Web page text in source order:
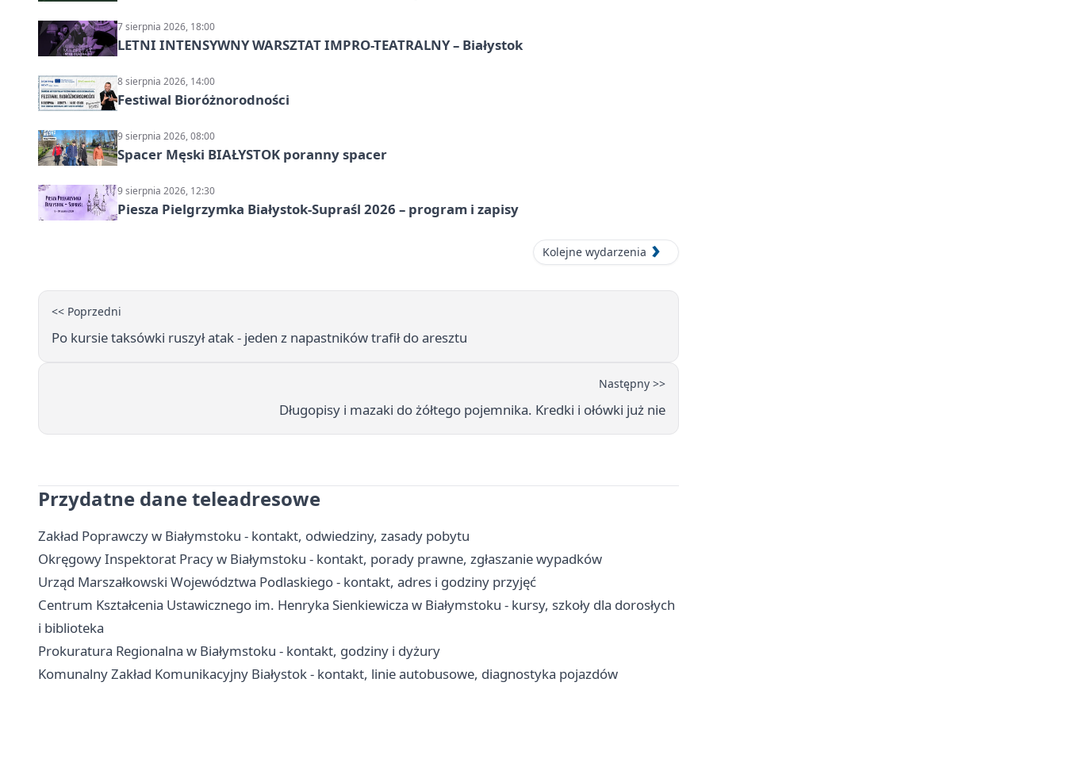
7 sierpnia 2026, 18:00
LETNI INTENSYWNY WARSZTAT IMPRO-TEATRALNY – Białystok
8 sierpnia 2026, 14:00
Festiwal Bioróżnorodności
9 sierpnia 2026, 08:00
Spacer Męski BIAŁYSTOK poranny spacer
9 sierpnia 2026, 12:30
Piesza Pielgrzymka Białystok-Supraśl 2026 – program i zapisy
Kolejne wydarzenia
<< Poprzedni
Po kursie taksówki ruszył atak - jeden z napastników trafił do aresztu
Następny >>
Długopisy i mazaki do żółtego pojemnika. Kredki i ołówki już nie
Przydatne dane teleadresowe
Zakład Poprawczy w Białymstoku - kontakt, odwiedziny, zasady pobytu
Okręgowy Inspektorat Pracy w Białymstoku - kontakt, porady prawne, zgłaszanie wypadków
Urząd Marszałkowski Województwa Podlaskiego - kontakt, adres i godziny przyjęć
Centrum Kształcenia Ustawicznego im. Henryka Sienkiewicza w Białymstoku - kursy, szkoły dla dorosłych
i biblioteka
Prokuratura Regionalna w Białymstoku - kontakt, godziny i dyżury
Komunalny Zakład Komunikacyjny Białystok - kontakt, linie autobusowe, diagnostyka pojazdów